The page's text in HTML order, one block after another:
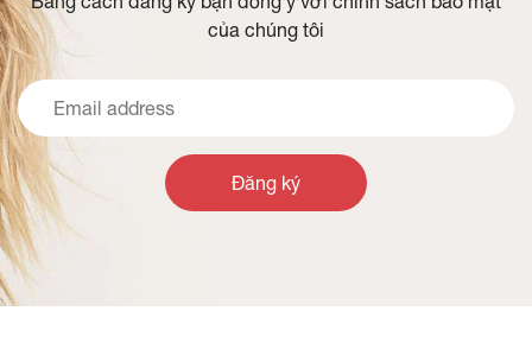
của chúng tôi
Đăng ký